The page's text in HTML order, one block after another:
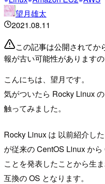
望月雄太
2021.08.11
この記事は公開されて
報が古い可能性があります
こんにちは、望月です。
気がついたら Rocky Linux
触ってみました。
Rocky Linux は 以前紹介し
が従来の CentOS Linux か
ことを発表したことから生
互換の OS となります。